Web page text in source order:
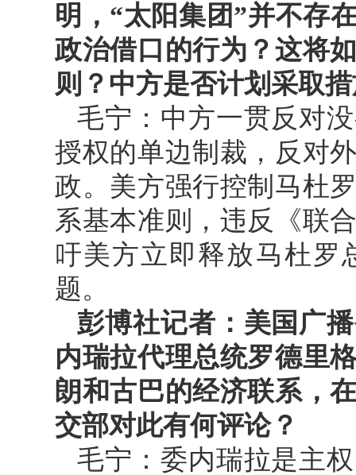
明，“太阳集团”并不存
政治借口的行为？这将
则？中方是否计划采取
毛宁：中方一贯反对
授权的单边制裁，反对
政。美方强行控制马杜
系基本准则，违反《联
吁美方立即释放马杜罗
题。
彭博社记者：美国广
内瑞拉代理总统罗德里
朗和古巴的经济联系，
交部对此有何评论？
毛宁：委内瑞拉是主